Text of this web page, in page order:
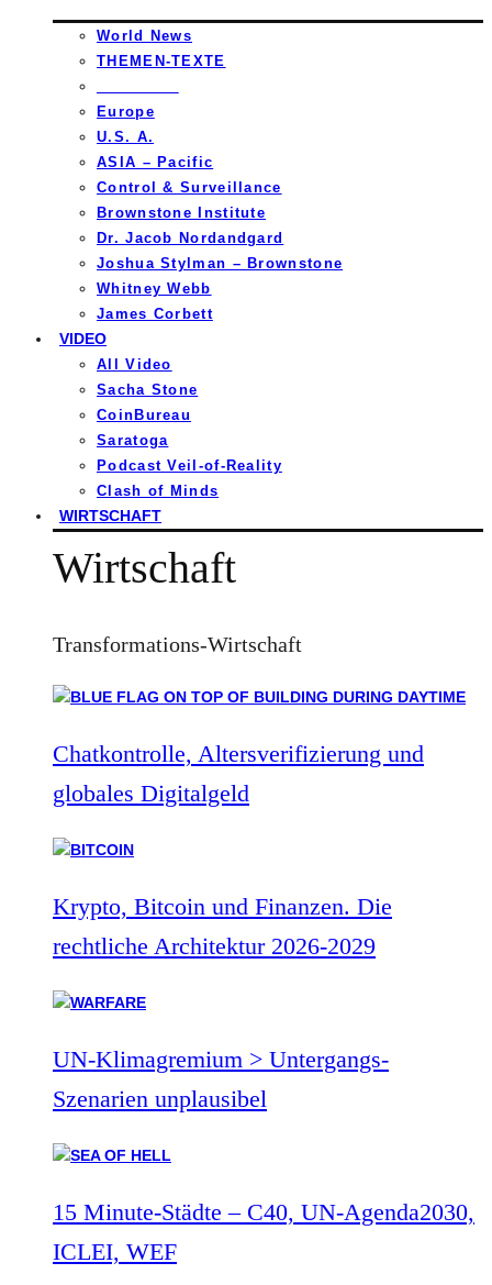
World News
THEMEN-TEXTE
Europe
U.S. A.
ASIA – Pacific
Control & Surveillance
Brownstone Institute
Dr. Jacob Nordandgard
Joshua Stylman – Brownstone
Whitney Webb
James Corbett
VIDEO
All Video
Sacha Stone
CoinBureau
Saratoga
Podcast Veil-of-Reality
Clash of Minds
WIRTSCHAFT
Wirtschaft
Transformations-Wirtschaft
Chatkontrolle, Altersverifizierung und
globales Digitalgeld
Krypto, Bitcoin und Finanzen. Die
rechtliche Architektur 2026-2029
UN-Klimagremium > Untergangs-
Szenarien unplausibel
15 Minute-Städte – C40, UN-Agenda2030,
ICLEI, WEF